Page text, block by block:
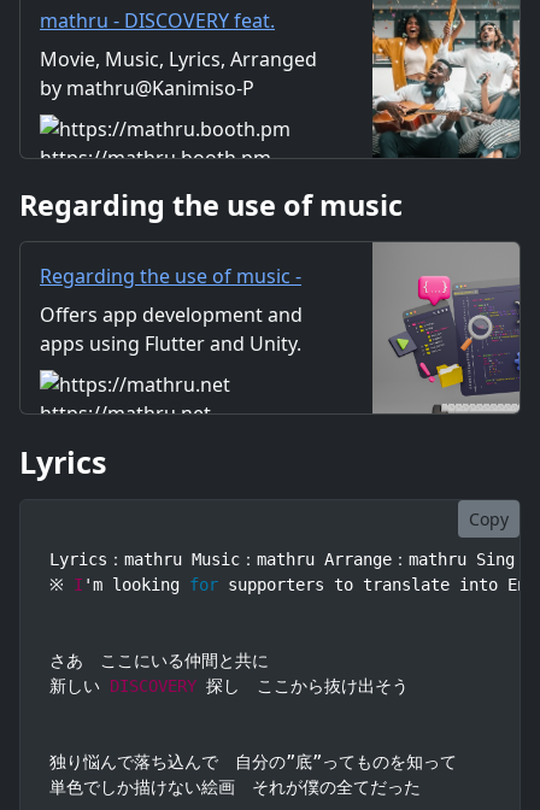
ら抜け出そう 独り悩んで落ち込
んで 自分の”底”ってものを知っ
て 単色でしか描けない絵画 そ
れが僕の全てだった だけど君が
気付いて 僕が話して 小さなと
んないるからすべては始まるん
だよ じゃあ 一緒に踊ろう
mathru - DISCOVERY feat.
GUMI - DISCOVERY feat. GUMI
- mathruねっと - BOOTH
Movie, Music, Lyrics, Arranged
by mathru@Kanimiso-P
https://mathru.booth.pm
Regarding the use of music
Regarding the use of music -
mathru.net | App
Development with Flutter,
Unity/Music and Video
Production/Material
Distribution
Offers app development and
apps using Flutter and Unity.
Includes information on music
and videos created by the
images and video materials.
We also accept orders for
https://mathru.net
Lyrics
Copy
Lyrics：mathru Music：mathru Arrange：mathru Sing：
※ I 'm looking for supporters to translate into
さあ　ここにいる仲間と共に
新しい DISCOVERY 探し　ここから抜け出そう
独り悩んで落ち込んで　自分の”底”ってものを知って
単色でしか描けない絵画　それが僕の全てだった